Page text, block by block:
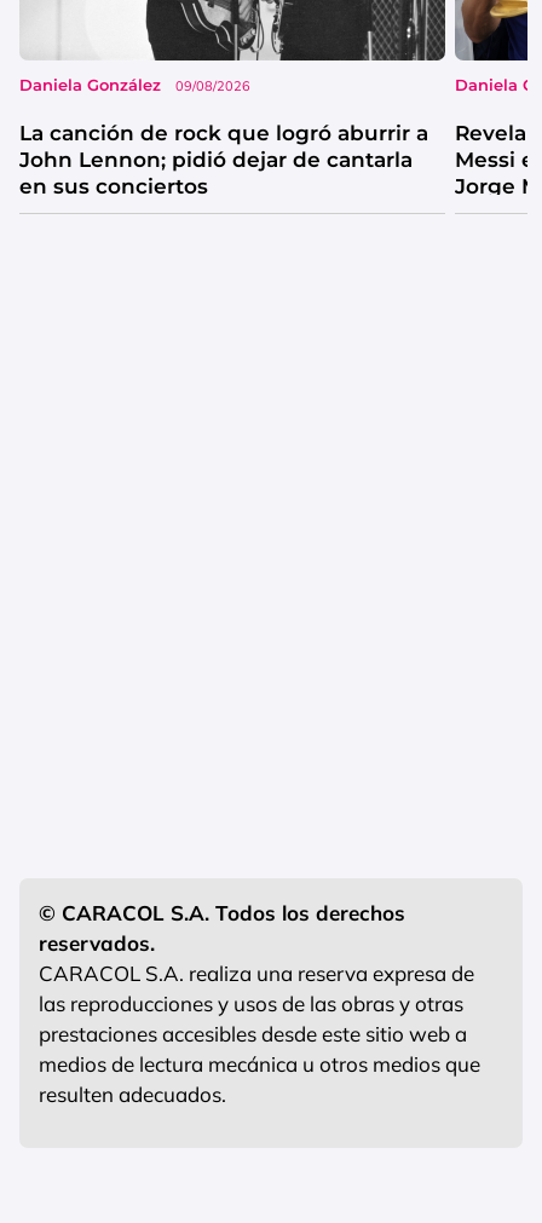
Daniela González 09/08/2026
La canción de rock que logró aburrir a
John Lennon; pidió dejar de cantarla
en sus conciertos
Daniela
Messi
Jorge
© CARACOL S.A. Todos los derechos
reservados.
CARACOL S.A. realiza una reserva expresa de
las reproducciones y usos de las obras y otras
prestaciones accesibles desde este sitio web a
medios de lectura mecánica u otros medios que
resulten adecuados.